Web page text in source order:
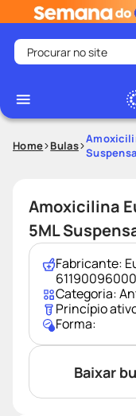
Procurar no site
1
medley
shampoo
5º
ozivy
6º
lenço
protetor solar
desodorante
fralda pampers
10
Home Bulas
Amoxicilina
5ML
Fabricante:
Categoria:
Princípio
Forma:
Baixar